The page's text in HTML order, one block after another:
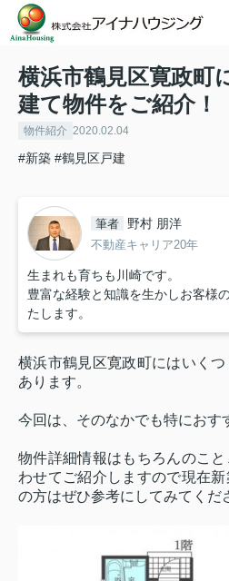
横浜市鶴見区寛政町
建て物件をご紹介！
物件紹介 2020.02.04
#新築 #鶴見区戸建
筆者 野村 朋洋
不動産キャリア20年
生まれも育ちも川崎です。
豊富な経験と知識を生かしお客様
たします。
横浜市鶴見区寛政町にはいく
あります。
今回は、そのなかでも特におす
物件詳細情報はもちろんのこ
わせてご紹介しますので現在
の方はぜひ参考にしてみてくだ